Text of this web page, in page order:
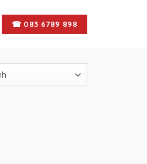
☎︎ 083 6789 898